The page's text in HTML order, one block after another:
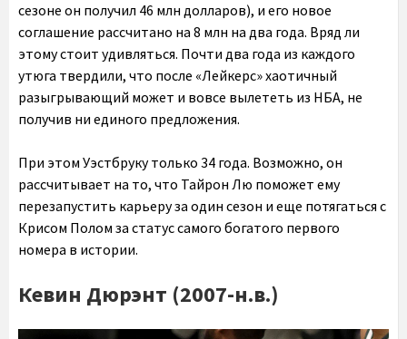
сезоне он получил 46 млн долларов), и его новое
соглашение рассчитано на 8 млн на два года. Вряд ли
этому стоит удивляться. Почти два года из каждого
утюга твердили, что после «Лейкерс» хаотичный
разыгрывающий может и вовсе вылететь из НБА, не
получив ни единого предложения.
При этом Уэстбруку только 34 года. Возможно, он
рассчитывает на то, что Тайрон Лю поможет ему
перезапустить карьеру за один сезон и еще потягаться с
Крисом Полом за статус самого богатого первого
номера в истории.
Кевин Дюрэнт (2007-н.в.)